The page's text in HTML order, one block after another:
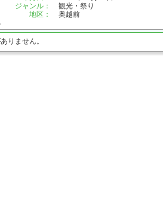
ジャンル：
観光・祭り
地区：
奥越前
りません。